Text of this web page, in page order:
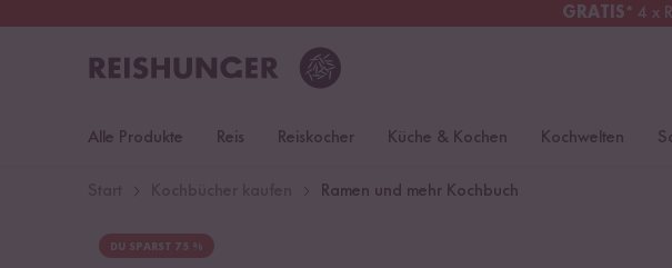
GRATIS* 4 x
Alle Produkte Reis Reiskocher Küche & Kochen Kochwelten
Ramen und mehr Kochbuch
DU SPARST 75 %